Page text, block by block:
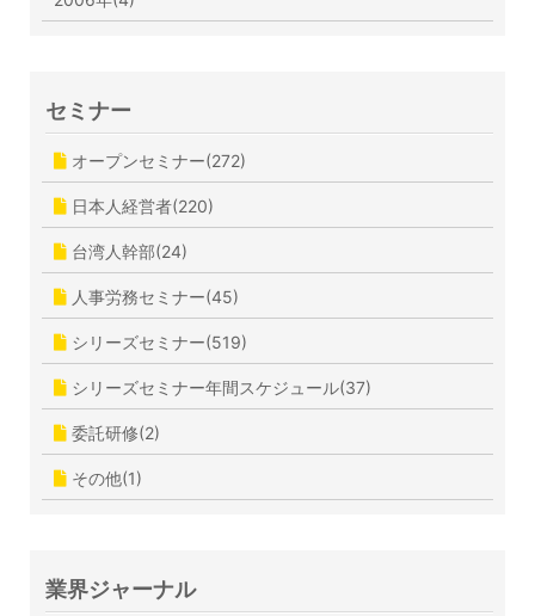
セミナー
オープンセミナー(272)
日本人経営者(220)
台湾人幹部(24)
人事労務セミナー(45)
シリーズセミナー(519)
シリーズセミナー年間スケジュール(37)
委託研修(2)
その他(1)
業界ジャーナル